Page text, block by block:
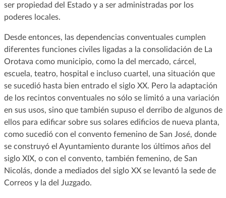
ser propiedad del Estado y a ser administradas por los
poderes locales.
Desde entonces, las dependencias conventuales cumplen
diferentes funciones civiles ligadas a la consolidación de La
Orotava como municipio, como la del mercado, cárcel,
escuela, teatro, hospital e incluso cuartel, una situación que
se sucedió hasta bien entrado el siglo XX. Pero la adaptación
de los recintos conventuales no sólo se limitó a una variación
en sus usos, sino que también supuso el derribo de algunos de
ellos para edificar sobre sus solares edificios de nueva planta,
como sucedió con el convento femenino de San José, donde
se construyó el Ayuntamiento durante los últimos años del
siglo XIX, o con el convento, también femenino, de San
Nicolás, donde a mediados del siglo XX se levantó la sede de
Correos y la del Juzgado.